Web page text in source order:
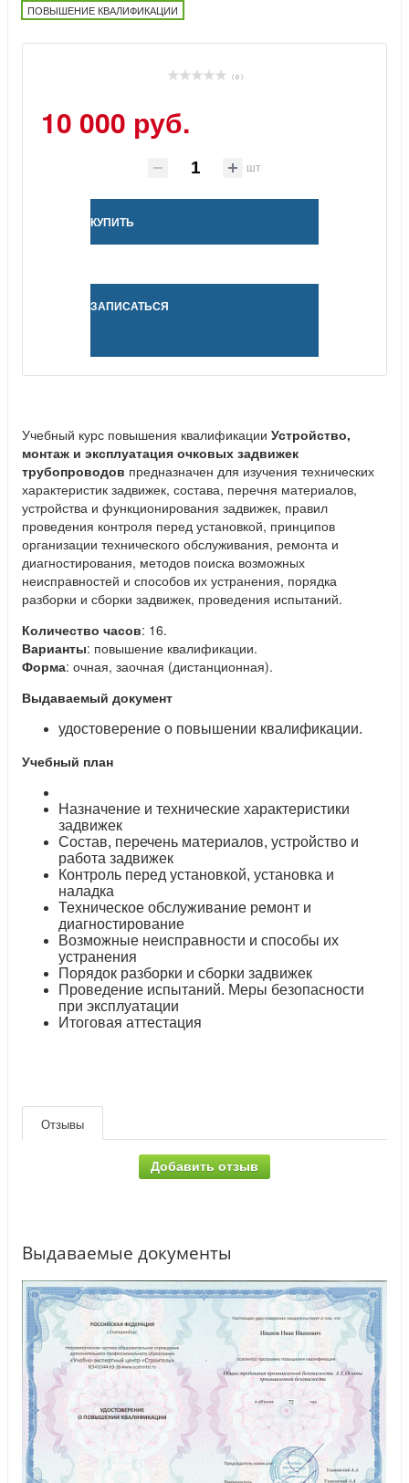
ПОВЫШЕНИЕ КВАЛИФИКАЦИИ
( 0 )
10 000 руб.
шт
КУПИТЬ
ЗАПИСАТЬСЯ
Учебный курс повышения квалификации Устройство,
монтаж и эксплуатация очковых задвижек
трубопроводов предназначен для изучения технических
характеристик задвижек, состава, перечня материалов,
устройства и функционирования задвижек, правил
проведения контроля перед установкой, принципов
организации технического обслуживания, ремонта и
диагностирования, методов поиска возможных
неисправностей и способов их устранения, порядка
разборки и сборки задвижек, проведения испытаний.
Количество часов: 16.
Варианты: повышение квалификации.
Форма: очная, заочная (дистанционная).
Выдаваемый документ
удостоверение о повышении квалификации.
Учебный план
Назначение и технические характеристики
задвижек
Состав, перечень материалов, устройство и
работа задвижек
Контроль перед установкой, установка и
наладка
Техническое обслуживание ремонт и
диагностирование
Возможные неисправности и способы их
устранения
Порядок разборки и сборки задвижек
Проведение испытаний. Меры безопасности
при эксплуатации
Итоговая аттестация
Отзывы
Добавить отзыв
Выдаваемые документы